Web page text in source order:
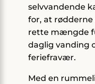
selvvandende
for, at
rette mængde
daglig vanding
feriefravær.
Med en